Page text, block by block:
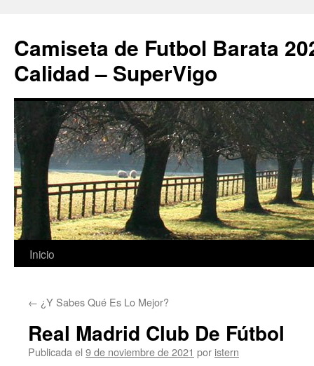
Camiseta de Futbol Barata
Calidad – SuperVigo
Saltar
contenido
Inicio
← ¿Y Sabes Qué Es Lo Mejor?
Real Madrid Club De Fútbol
Publicada el 9 de noviembre de 2021 por istern